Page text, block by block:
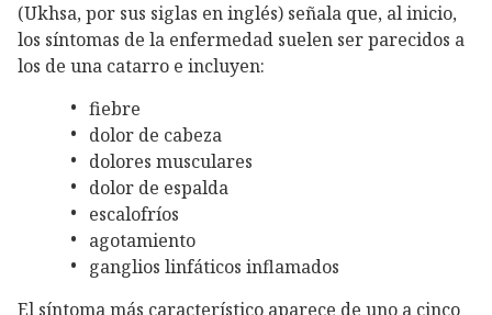
(Ukhsa, por sus siglas en inglés) señala que, al inicio,
los síntomas de la enfermedad suelen ser parecidos a
los de una catarro e incluyen:
fiebre
dolor de cabeza
dolores musculares
dolor de espalda
escalofríos
agotamiento
ganglios linfáticos inflamados
El síntoma más característico aparece de uno a cinco